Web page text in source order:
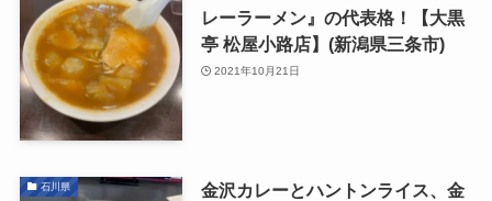
レーラーメン』の代表格！【大黒
亭 松屋小路店】(新潟県三条市)
2021年10月21日
石川県
金沢カレーとハントンライス、金